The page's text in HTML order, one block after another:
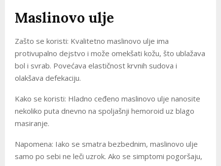
Maslinovo ulje
Zašto se koristi: Kvalitetno maslinovo ulje ima
protivupalno dejstvo i može omekšati kožu, što ublažava
bol i svrab. Povećava elastičnost krvnih sudova i
olakšava defekaciju.
Kako se koristi: Hladno ceđeno maslinovo ulje nanosite
nekoliko puta dnevno na spoljašnji hemoroid uz blago
masiranje.
Napomena: Iako se smatra bezbednim, maslinovo ulje
samo po sebi ne leči uzrok. Ako se simptomi pogoršaju,